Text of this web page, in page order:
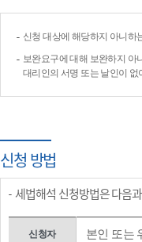
신청 대상에 해당하지 아니하
보완요구에 대해 보완하지 아
대리인의 서명 또는 날인이
신청 방법
세법해석 신청방법은 다음
신청자 본인 또는